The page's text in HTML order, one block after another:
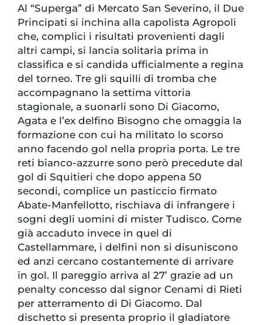
Al “Superga” di Mercato San Severino, il Due
Principati si inchina alla capolista Agropoli
che, complici i risultati provenienti dagli
altri campi, si lancia solitaria prima in
classifica e si candida ufficialmente a regina
del torneo. Tre gli squilli di tromba che
accompagnano la settima vittoria
stagionale, a suonarli sono Di Giacomo,
Agata e l’ex delfino Bisogno che omaggia la
formazione con cui ha militato lo scorso
anno facendo gol nella propria porta. Le tre
reti bianco-azzurre sono però precedute dal
gol di Squitieri che dopo appena 50
secondi, complice un pasticcio firmato
Abate-Manfellotto, rischiava di infrangere i
sogni degli uomini di mister Tudisco. Come
già accaduto invece in quel di
Castellammare, i delfini non si disuniscono
ed anzi cercano costantemente di arrivare
in gol. Il pareggio arriva al 27’ grazie ad un
penalty concesso dal signor Cenami di Rieti
per atterramento di Di Giacomo. Dal
dischetto si presenta proprio il gladiatore